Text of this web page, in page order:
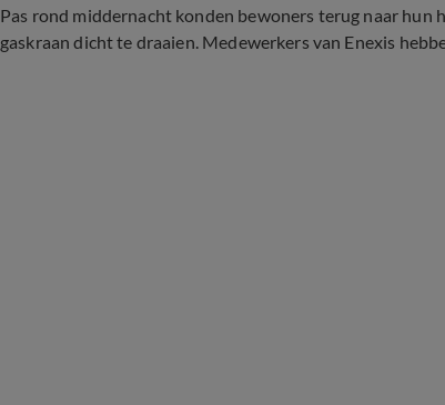
Pas rond middernacht konden bewoners terug naar hun
gaskraan dicht te draaien. Medewerkers van Enexis